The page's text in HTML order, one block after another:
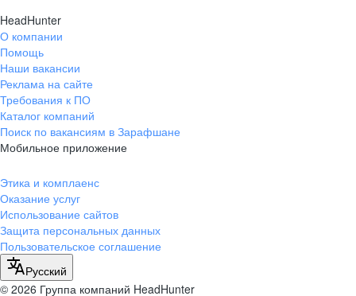
HeadHunter
О компании
Помощь
Наши вакансии
Реклама на сайте
Требования к ПО
Каталог компаний
Поиск по вакансиям в Зарафшане
Мобильное приложение
Этика и комплаенс
Оказание услуг
Использование сайтов
Защита персональных данных
Пользовательское соглашение
Русский
© 2026 Группа компаний HeadHunter